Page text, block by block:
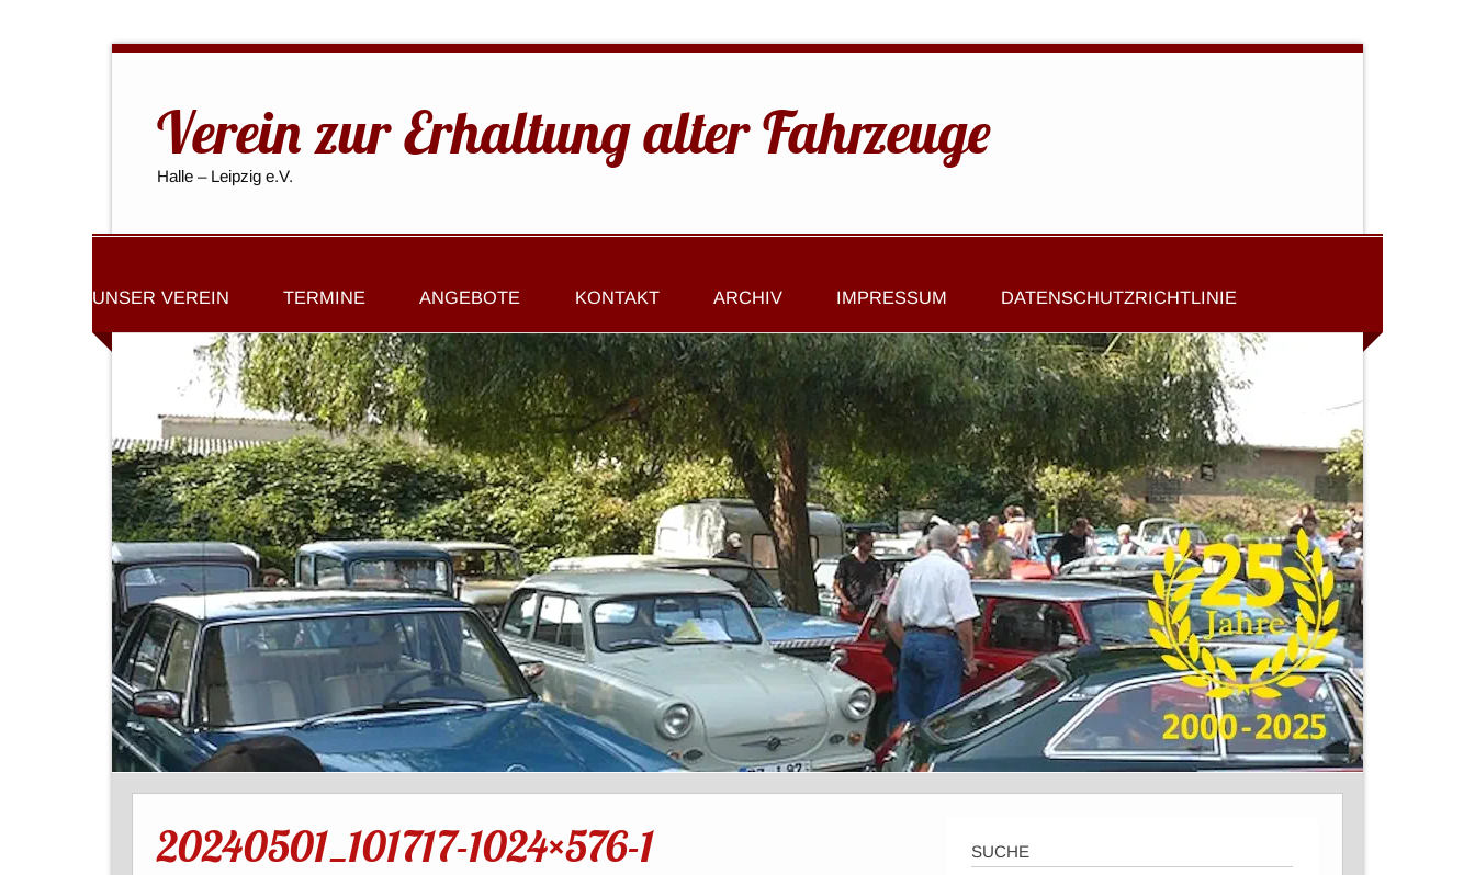
Verein zur Erhaltung alter Fahrzeuge
Halle – Leipzig e.V.
UNSER VEREIN TERMINE ANGEBOTE KONTAKT ARCHIV IMPRESSUM DATENSCHUTZRICHTLINIE
20240501_101717-1024×576-1 SUCHE